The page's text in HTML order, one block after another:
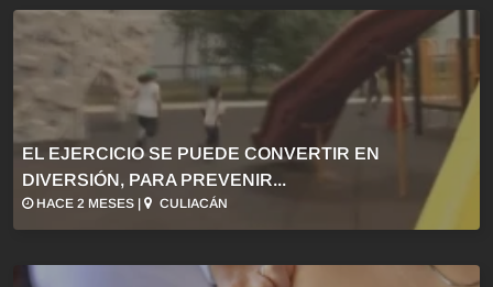
EL EJERCICIO SE PUEDE CONVERTIR EN
DIVERSIÓN, PARA PREVENIR...
HACE 2 MESES | CULIACÁN